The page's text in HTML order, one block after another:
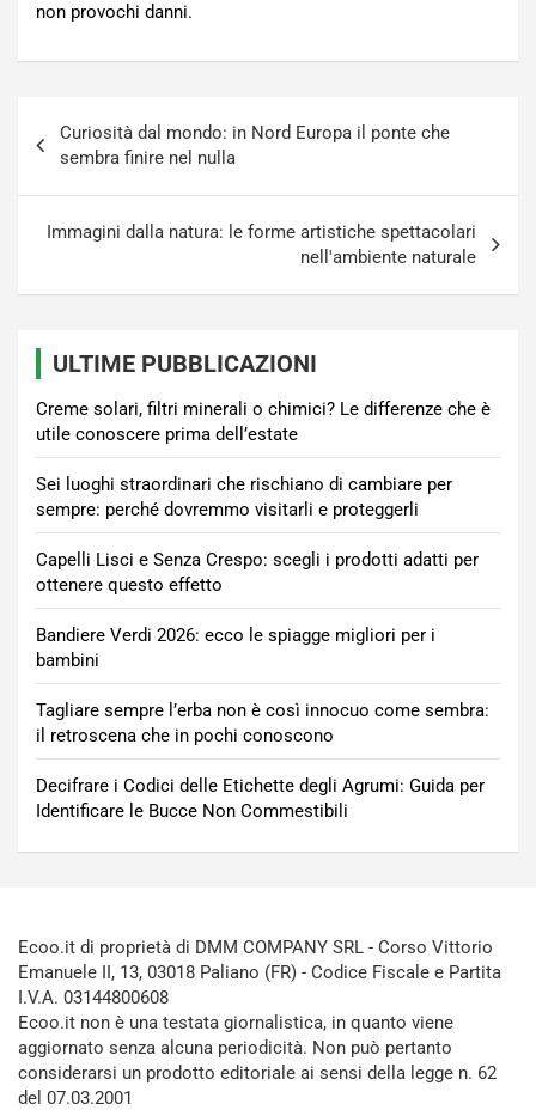
non provochi danni.
articoli
Curiosità dal mondo: in Nord Europa il ponte che
sembra finire nel nulla
Immagini dalla natura: le forme artistiche spettacolari
nell'ambiente naturale
ULTIME PUBBLICAZIONI
Creme solari, filtri minerali o chimici? Le differenze che è
utile conoscere prima dell’estate
Sei luoghi straordinari che rischiano di cambiare per
sempre: perché dovremmo visitarli e proteggerli
Capelli Lisci e Senza Crespo: scegli i prodotti adatti per
ottenere questo effetto
Bandiere Verdi 2026: ecco le spiagge migliori per i
bambini
Tagliare sempre l’erba non è così innocuo come sembra:
il retroscena che in pochi conoscono
Decifrare i Codici delle Etichette degli Agrumi: Guida per
Identificare le Bucce Non Commestibili
Ecoo.it di proprietà di DMM COMPANY SRL - Corso Vittorio
Emanuele II, 13, 03018 Paliano (FR) - Codice Fiscale e Partita
I.V.A. 03144800608
Ecoo.it non è una testata giornalistica, in quanto viene
aggiornato senza alcuna periodicità. Non può pertanto
considerarsi un prodotto editoriale ai sensi della legge n. 62
del 07.03.2001